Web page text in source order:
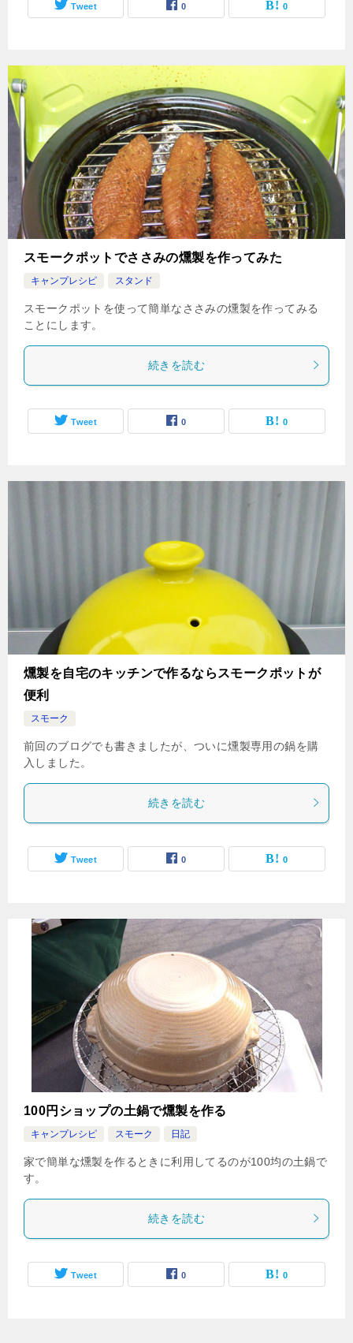
Tweet 0 0
スモークポットでささみの燻製を作ってみた
キャンプレシピ スタンド
スモークポットを使って簡単なささみの燻製を作ってみる
ことにします。
続きを読む
Tweet 0 0
燻製を自宅のキッチンで作るならスモークポットが
便利
スモーク
前回のブログでも書きましたが、ついに燻製専用の鍋を購
入しました。
続きを読む
Tweet 0 0
100円ショップの土鍋で燻製を作る
キャンプレシピ スモーク 日記
家で簡単な燻製を作るときに利用してるのが100均の土鍋で
す。
続きを読む
Tweet 0 0